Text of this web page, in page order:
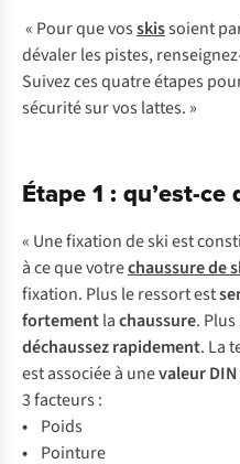
« Pour que vosskissoient
dévaler les pistes,
Suivez ces quatre étapes
sécurité sur vos lattes. »
Étape 1 : qu’est-
« Unefixationdeskiestcon
à cequevotrechaussuredes
fixation. Plus leressortests
fortementlachaussure. Plus
déchaussezrapidement. La
estassociéeà unevaleurDIN
3facteurs :
• Poids
• Pointure